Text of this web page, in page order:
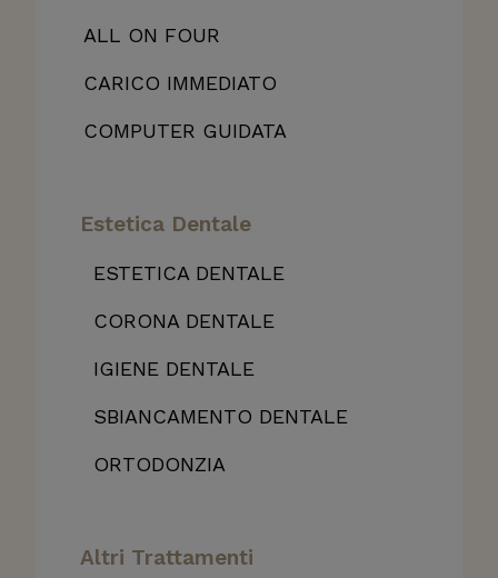
ALL ON FOUR
CARICO IMMEDIATO
COMPUTER GUIDATA
Estetica Dentale
ESTETICA DENTALE
CORONA DENTALE
IGIENE DENTALE
SBIANCAMENTO DENTALE
ORTODONZIA
Altri Trattamenti